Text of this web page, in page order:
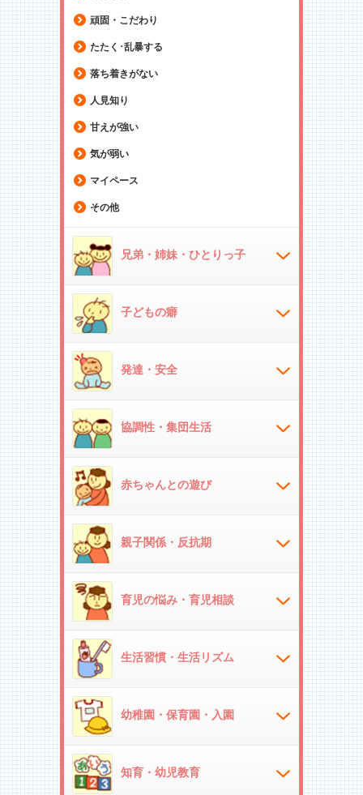
頑固・こだわり
たたく･乱暴する
落ち着きがない
人見知り
甘えが強い
気が弱い
マイペース
その他
兄弟・姉妹・ひとりっ子
子どもの癖
発達・安全
協調性・集団生活
赤ちゃんとの遊び
親子関係・反抗期
育児の悩み・育児相談
生活習慣・生活リズム
幼稚園・保育園・入園
知育・幼児教育